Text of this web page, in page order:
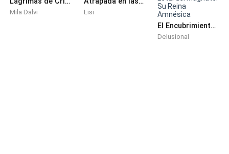
Mila Dalvi Lisi
El Encubrimiento Letal del Magnate: Su Reina Amnésica
Delusional